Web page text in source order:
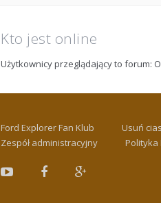
Kto jest online
Użytkownicy przeglądający to forum:
Ford Explorer Fan Klub
Usuń
Zespół administracyjny
Polityka